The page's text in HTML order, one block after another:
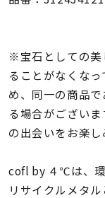
在庫
※宝石としての美
ることがなくな
め、同一の商品
る場合がござい
の出会いをお楽し
cofl by ４℃は、環
リサイクルメタ